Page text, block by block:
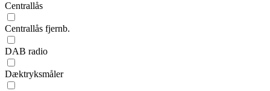
Centrallås
Centrallås fjernb.
DAB radio
Dæktryksmåler